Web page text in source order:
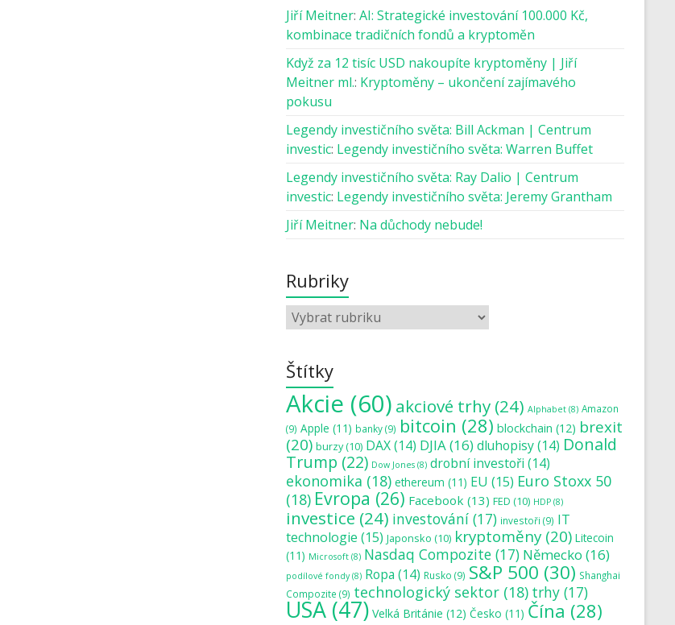
Jiří Meitner: AI: Strategické investování 100.000 Kč,
kombinace tradičních fondů a kryptoměn
Když za 12 tisíc USD nakoupíte kryptoměny | Jiří
Meitner ml.: Kryptoměny – ukončení zajímavého
pokusu
Legendy investičního světa: Bill Ackman | Centrum
investic: Legendy investičního světa: Warren Buffet
Legendy investičního světa: Ray Dalio | Centrum
investic: Legendy investičního světa: Jeremy Grantham
Jiří Meitner: Na důchody nebude!
Rubriky
Štítky
Akcie (60) akciové trhy (24) Alphabet (8) Amazon
(9) Apple (11) banky(9) bitcoin (28) blockchain (12) brexit
(20) burzy(10) DAX(14) DJIA(16)dluhopisy(14) Donald
Trump (22) Dow Jones (8) drobní investoři (14)
ekonomika (18) ethereum (11) EU (15) Euro Stoxx 50
(18) Evropa (26) Facebook (13) FED (10) HDP (8)
investice (24) investování (17) investoři (9) IT
technologie (15) Japonsko (10) kryptoměny(20) Litecoin
(11) Microsoft (8) Nasdaq Compozite (17) Německo (16)
podílové fondy(8) Ropa (14) Rusko (9) S&P 500 (30) Shanghai
Compozite (9) technologický sektor (18) trhy (17)
USA (47) Velká Británie (12) Česko (11) Čína (28)